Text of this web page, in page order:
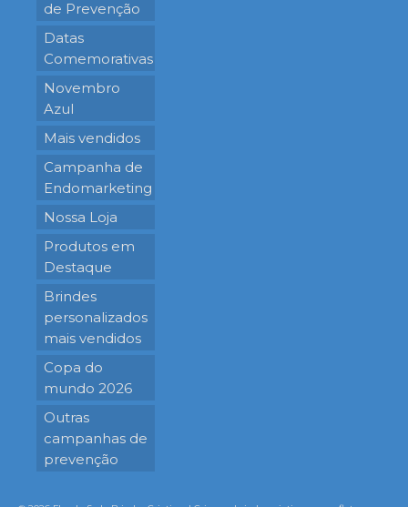
de Prevenção
Datas
Comemorativas
Novembro
Azul
Mais vendidos
Campanha de
Endomarketing
Nossa Loja
Produtos em
Destaque
Brindes
personalizados
mais vendidos
Copa do
mundo 2026
Outras
campanhas de
prevenção